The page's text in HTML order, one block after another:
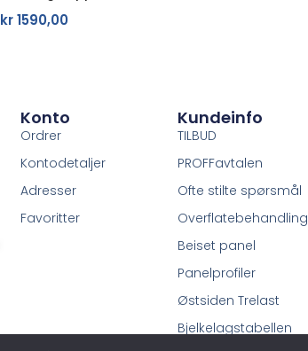
kr1590,00
Konto
Ordrer
Kontodetaljer
Adresser
Favoritter
Kundeinfo
TILBUD
PROFFavtalen
Ofte stilte spørsmål
Overflatebehandling
Beiset panel
Panelprofiler
Østsiden Trelast
Bjelkelagstabellen